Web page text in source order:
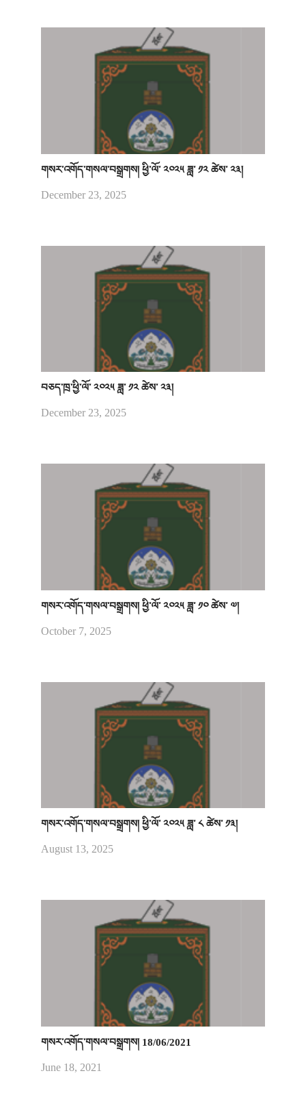
གསར་འགོད་གསལ་བསྒྲགས། ཕྱི་ལོ་ ༢༠༢༥ ཟླ་ ༡༢ ཚེས་ ༢༣།
December 23, 2025
བཅད་ཁྲ་ཕྱི་ལོ་ ༢༠༢༥ ཟླ་ ༡༢ ཚེས་ ༢༣།
December 23, 2025
གསར་འགོད་གསལ་བསྒྲགས། ཕྱི་ལོ་ ༢༠༢༥ ཟླ་ ༡༠ ཚེས་ ༧།
October 7, 2025
གསར་འགོད་གསལ་བསྒྲགས། ཕྱི་ལོ་ ༢༠༢༥ ཟླ་ ༨ ཚེས་ ༡༣།
August 13, 2025
གསར་འགོད་གསལ་བསྒྲགས། 18/06/2021
June 18, 2021